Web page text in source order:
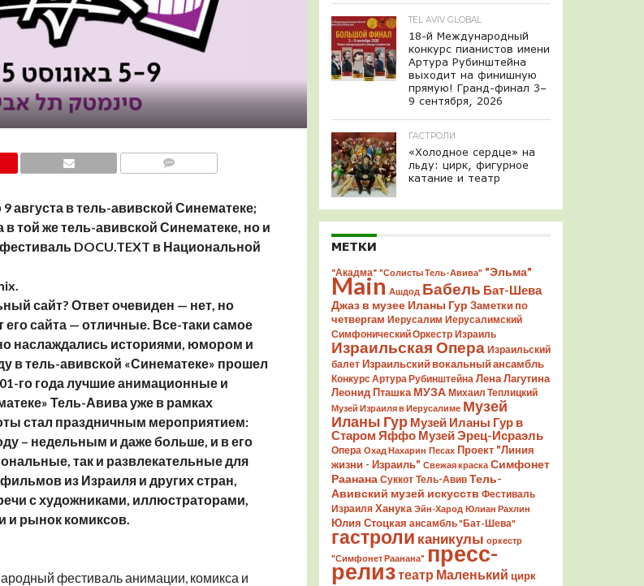
августа в тель-авивской Синематеке;
той же тель-авивской Синематеке, но и
DOCU.TEXT в Национальной
сайт? Ответ очевиден — нет, но
сайта — отличные. Все-таки самое
наслаждались историями, юмором и
в тель-авивской «Синематеке» прошел
го года лучшие анимационные и
Тель-Авива уже в рамках
стал праздничным мероприятием:
– недельным и даже больше, и в его
так и развлекательные для
из Израиля и других стран,
с художниками, иллюстраторами,
и рынок комиксов.
фестиваль анимации, комикса и
TEL AVIV GLOBAL
18-й Международный
конкурс пианистов имени
Артура Рубинштейна
выходит на финишную
прямую! Гранд-финал 3–
9 сентября, 2026
ГАСТРОЛИ
«Холодное сердце» на
льду: цирк, фигурное
катание и театр
МЕТКИ
"Акадма" "Солисты Тель-Авива" "Эльма"
Main Ашдод Бабель Бат-Шева
Джаз в музее Иланы Гур Заметки по
четвергам Иерусалим Иерусалимский
Симфонический Оркестр Израиль
Израильская Опера Израильский
балет Израильский вокальный ансамбль
Конкурс Артура Рубинштейна Лена Лагутина
Леонид Пташка МУЗА Михаил Теплицкий
Музей Израиля в Иерусалиме Музей
Иланы Гур Музей Иланы Гур в
Старом Яффо Музей Эрец-Исраэль
Опера Охад Нахарин Песах Проект "Линия
жизни - Израиль" Свежая краска Симфонет
Раанана Суккот Тель-Авив Тель-
Авивский музей искусств Фестиваль
Израиля Ханука Эйн-Харод Юлиан Рахлин
Юлия Стоцкая ансамбль "Бат-Шева"
гастроли каникулы оркестр
"Симфонет Раанана" пресс-
релизтеатр Маленький цирк